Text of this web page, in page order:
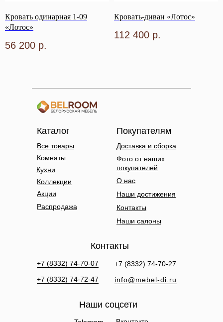
Кровать одинарная 1-09
«Лотос»
56 200 р.
Кровать-диван «Лотос»
112 400 р.
Все товары
Комнаты
Коллекции
Акции
Распродажа
+7 (8332) 74-70-07
+7 (8332) 74-72-47
+7 (8332) 74-70-27
info@mebel-di.ru
Контакты
Наши соцсети
Покупателям
Каталог
Доставка и сборка
Фото от наших
покупателей
О нас
Контакты
Наши салоны
Наши достижения
Кухни